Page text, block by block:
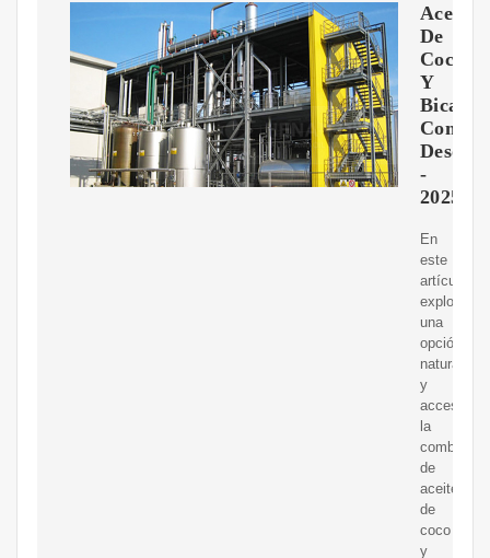
Aceite
De
Coco
Y
Como
-
2025
En
este
artículo,
una
opción
natural
y
accesible:
la
de
aceite
de
coco
y